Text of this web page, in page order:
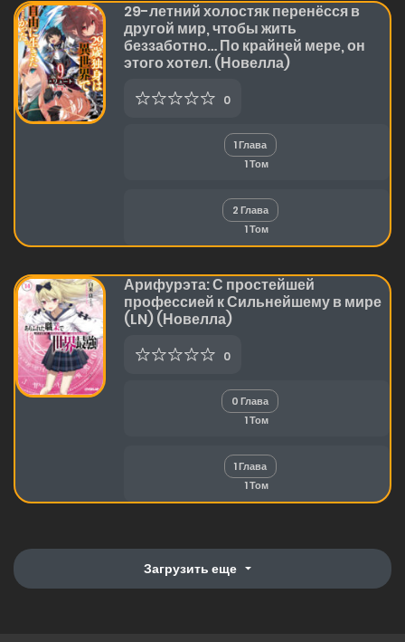
29-летний холостяк перенёсся в
другой мир, чтобы жить
беззаботно… По крайней мере, он
этого хотел. (Новелла)
0
1 Глава
1 Том
2 Глава
1 Том
Арифурэта: С простейшей
профессией к Сильнейшему в мире
(LN) (Новелла)
0
0 Глава
1 Том
1 Глава
1 Том
Загрузить еще